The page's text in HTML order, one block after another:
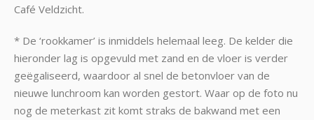
Café Veldzicht.
* De ‘rookkamer’ is inmiddels helemaal leeg. De kelder die
hieronder lag is opgevuld met zand en de vloer is verder
geëgaliseerd, waardoor al snel de betonvloer van de
nieuwe lunchroom kan worden gestort. Waar op de foto nu
nog de meterkast zit komt straks de bakwand met een